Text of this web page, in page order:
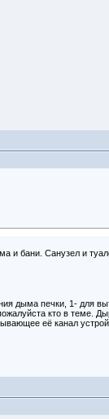
и бани. Санузел и
дыма печки, 1- для
кто в теме.
её канал